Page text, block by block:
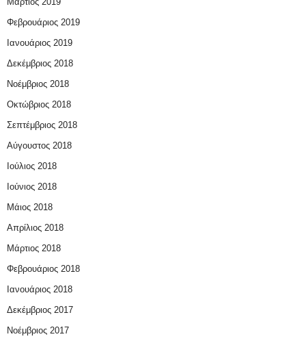
Φεβρουάριος 2019
Ιανουάριος 2019
Δεκέμβριος 2018
Νοέμβριος 2018
Οκτώβριος 2018
Σεπτέμβριος 2018
Αύγουστος 2018
Ιούλιος 2018
Ιούνιος 2018
Μάιος 2018
Απρίλιος 2018
Μάρτιος 2018
Φεβρουάριος 2018
Ιανουάριος 2018
Δεκέμβριος 2017
Νοέμβριος 2017